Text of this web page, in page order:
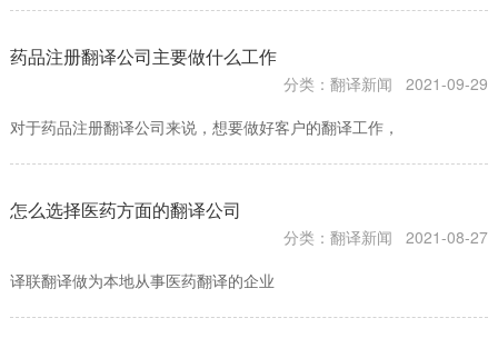
药品注册翻译公司主要做什么工作
分类：翻译新闻
2021-09-29
对于药品注册翻译公司来说，想要做好客户的翻译工作，
怎么选择医药方面的翻译公司
分类：翻译新闻
2021-08-27
译联翻译做为本地从事医药翻译的企业